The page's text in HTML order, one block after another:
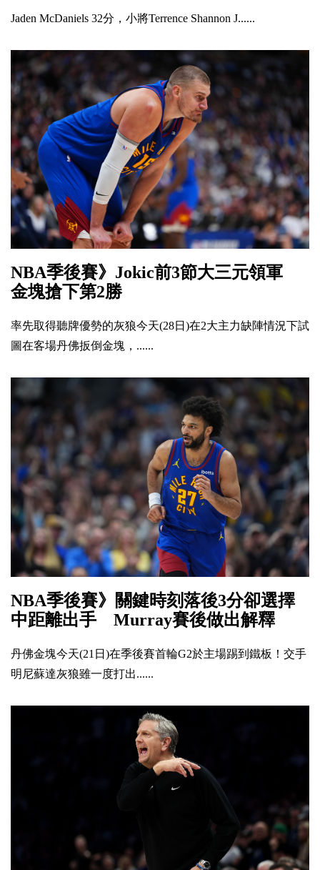
Jaden McDaniels 32分，小將Terrence Shannon J......
NBA季後賽》Jokic前3節大三元領軍
金塊搶下第2勝
率先取得聽牌優勢的灰狼今天(28日)在2大主力缺陣情況下試
圖在客場丹佛扳倒金塊，......
NBA季後賽》關鍵時刻落後3分卻選擇
中距離出手 Murray賽後做出解釋
丹佛金塊今天(21日)在季後賽首輪G2於主場踢到鐵板！交手
明尼蘇達灰狼雖一度打出......